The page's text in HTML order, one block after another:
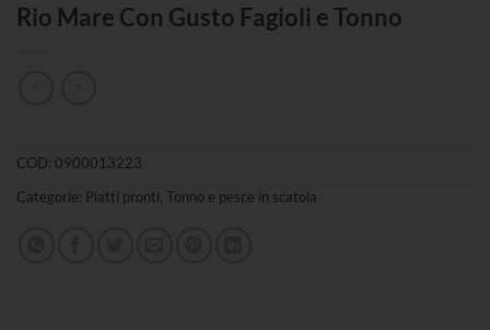
Rio Mare Con Gusto Fagioli e Tonno
COD: 0900013223
Categorie: Piatti pronti, Tonno e pesce in scatola